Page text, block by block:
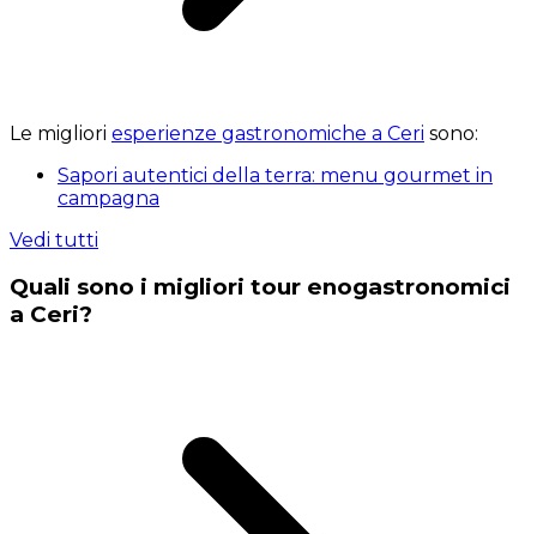
Le migliori esperienze gastronomiche a Ceri sono:
Sapori autentici della terra: menu gourmet in
campagna
Vedi tutti
Quali sono i migliori tour enogastronomici
a Ceri?